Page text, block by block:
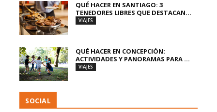
QUÉ HACER EN SANTIAGO: 3
TENEDORES LIBRES QUE DESTACAN...
VIAJES
QUÉ HACER EN CONCEPCIÓN:
ACTIVIDADES Y PANORAMAS PARA ...
VIAJES
SOCIAL